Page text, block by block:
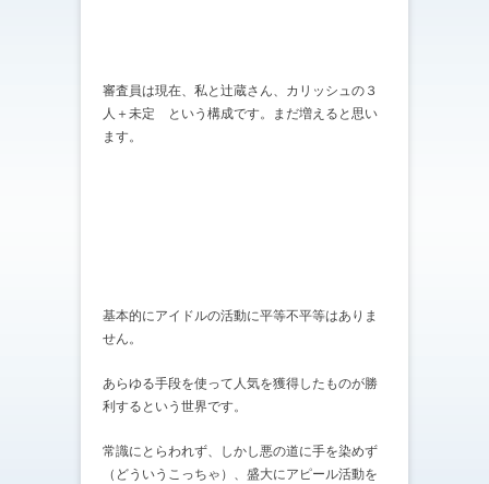
審査員は現在、私と辻蔵さん、カリッシュの３
人＋未定 という構成です。まだ増えると思い
ます。
基本的にアイドルの活動に平等不平等はありま
せん。
あらゆる手段を使って人気を獲得したものが勝
利するという世界です。
常識にとらわれず、しかし悪の道に手を染めず
（どういうこっちゃ）、盛大にアピール活動を